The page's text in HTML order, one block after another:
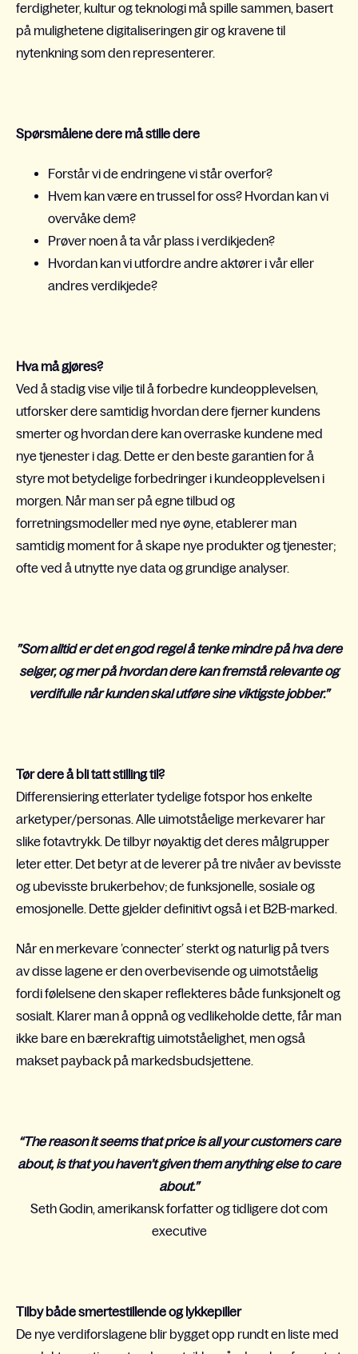
ferdigheter, kultur og teknologi må spille sammen, basert
på mulighetene digitaliseringen gir og kravene til
nytenkning som den representerer.
Spørsmålene dere må stille dere
Forstår vi de endringene vi står overfor?
Hvem kan være en trussel for oss? Hvordan kan vi
overvåke dem?
Prøver noen å ta vår plass i verdikjeden?
Hvordan kan vi utfordre andre aktører i vår eller
andres verdikjede?
Hva må gjøres?
Ved å stadig vise vilje til å forbedre kundeopplevelsen,
utforsker dere samtidig hvordan dere fjerner kundens
smerter og hvordan dere kan overraske kundene med
nye tjenester i dag. Dette er den beste garantien for å
styre mot betydelige forbedringer i kundeopplevelsen i
morgen. Når man ser på egne tilbud og
forretningsmodeller med nye øyne, etablerer man
samtidig moment for å skape nye produkter og tjenester;
ofte ved å utnytte nye data og grundige analyser.
”Som alltid er det en god regel å tenke mindre på hva dere
selger, og mer på hvordan dere kan fremstå relevante og
verdifulle når kunden skal utføre sine viktigste jobber.”
Tør dere å bli tatt stilling til?
Differensiering etterlater tydelige fotspor hos enkelte
arketyper/personas. Alle uimotståelige merkevarer har
slike fotavtrykk. De tilbyr nøyaktig det deres målgrupper
leter etter. Det betyr at de leverer på tre nivåer av bevisste
og ubevisste brukerbehov; de funksjonelle, sosiale og
emosjonelle. Dette gjelder definitivt også i et B2B-marked.
Når en merkevare’connecter’sterkt og naturlig på tvers
av disse lagene er den overbevisende og uimotståelig
fordi følelsene den skaper reflekteres både funksjonelt og
sosialt. Klarer man å oppnå og vedlikeholde dette, får man
ikke bare en bærekraftig uimotståelighet, men også
makset payback på markedsbudsjettene.
“The reason it seems that price is all your customers care
about, is that you haven’t given them anything else to care
about.”
Seth Godin, amerikansk forfatter og tidligere dot com
executive
Tilby både smertestillende og lykkepiller
De nye verdiforslagene blir bygget opp rundt en liste med